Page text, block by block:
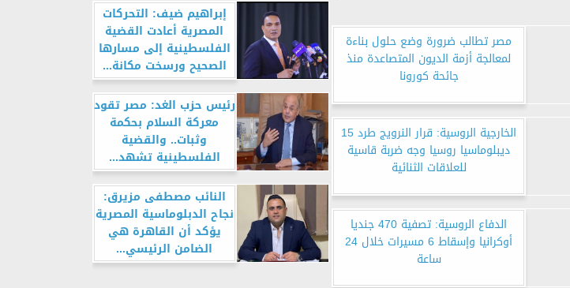
مصر تطالب ضرورة وضع حلول بناءة
لمعالجة أزمة الديون المتصاعدة منذ
جائحة كورونا
الخارجية الروسية: قرار النرويج طرد 15
ديبلوماسيا روسيا وجه ضربة قاسية
للعلاقات الثنائية
الدفاع الروسية: تصفية 470 جنديا
أوكرانيا وإسقاط 6 مسيرات خلال 24
ساعة
إبراهيم ضيف: التحركات
المصرية أعادت القضية
الفلسطينية إلى مسارها
الصحيح ورسخت مكانة...
رئيس حزب الغد: مصر تقود
معركة السلام بحكمة
وثبات.. والقضية
الفلسطينية تشهد...
النائب مصطفى مزيرق:
نجاح الدبلوماسية المصرية
يؤكد أن القاهرة هي
الضامن الرئيسي...